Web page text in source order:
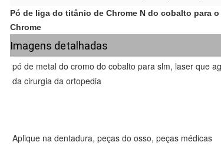
Pó de liga do titânio de Chrome N do cobalto para
Chrome
Imagens detalhadas
pó de metal do cromo do cobalto para slm, laser que
da cirurgia da ortopedia
Aplique na dentadura, peças do osso, peças médicas